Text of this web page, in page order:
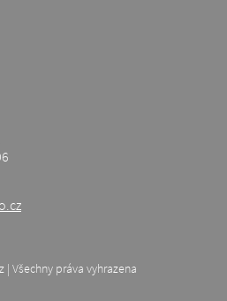
Všechny práva vyhrazena